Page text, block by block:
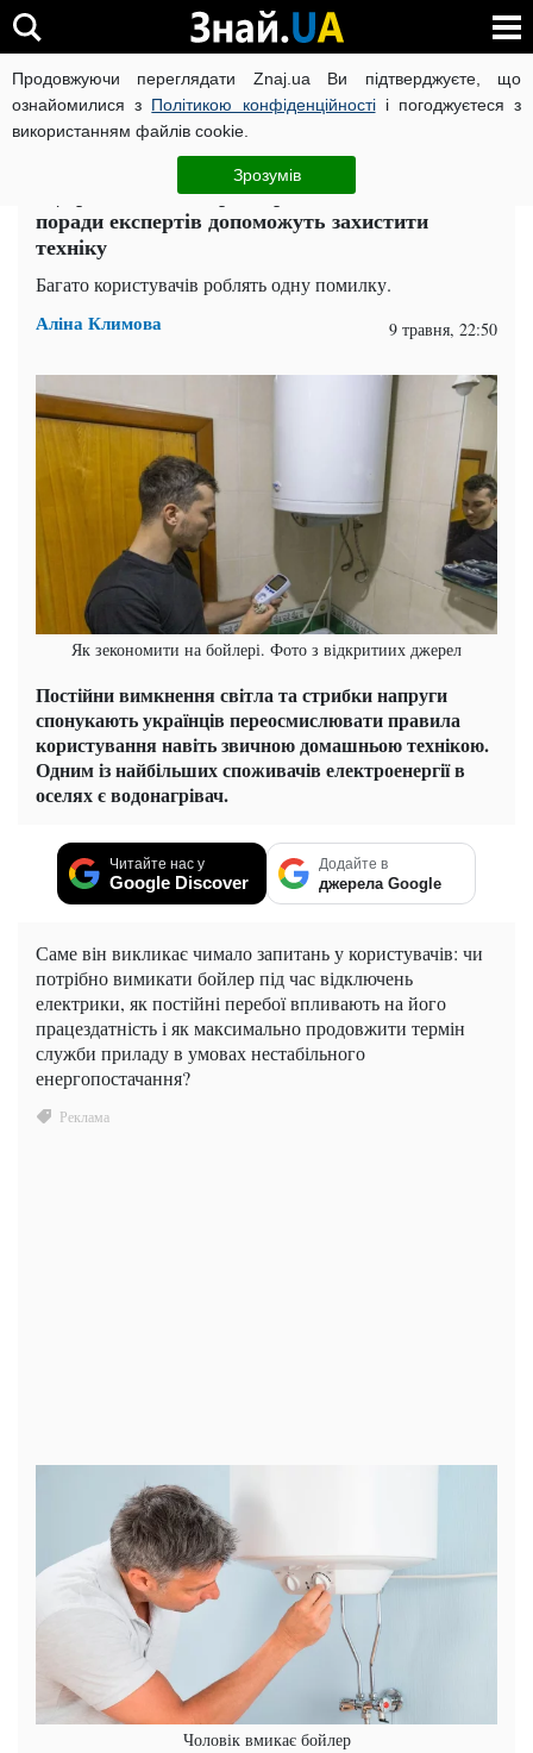
Продовжуючи переглядати Znaj.ua Ви підтверджуєте, що
ознайомилися з Політикою конфіденційностіі погоджуєтеся з
використанням файлів cookie.
Зрозумів
ВІЙНА РОСІЇ ПРОТИ УКРАЇНИ КОРОНАВІРУС В УКРАЇНІ
ЧИТАТЬ НА РУССКОМ
Що робити з бойлером при вимкненні світла:
поради експертів допоможуть захистити
техніку
Багато користувачів роблять одну помилку.
Аліна Климова 9 травня, 22:50
Як зекономити на бойлері. Фото з відкритиих джерел
Постійни вимкнення світла та стрибки напруги
спонукають українців переосмислювати правила
користування навіть звичною домашньою технікою.
Одним із найбільших споживачів електроенергії в
оселях є водонагрівач.
Читайте нас у
Google Discover
Додайте в
джерела Google
Саме він викликає чимало запитань у користувачів: чи
потрібно вимикати бойлер під час відключень
електрики, як постійні перебої впливають на його
працездатність і як максимально продовжити термін
служби приладу в умовах нестабільного
енергопостачання?
Чоловік вмикає бойлер